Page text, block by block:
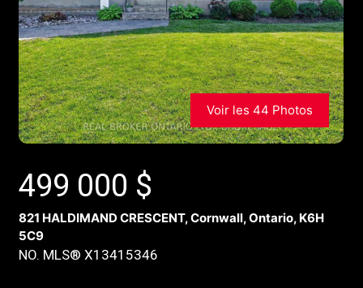
Voir les 44 Photos
499 000 $
821 HALDIMAND CRESCENT, Cornwall, Ontario, K6H
5C9
NO. MLS® X13415346